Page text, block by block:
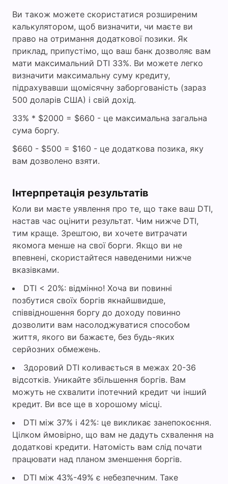
Ви також можете скористатися розширеним
калькулятором, щоб визначити, чи маєте ви
право на отримання додаткової позики. Як
приклад, припустімо, що ваш банк дозволяє вам
мати максимальний DTI 33%. Ви можете легко
визначити максимальну суму кредиту,
підрахувавши щомісячну заборгованість (зараз
500 доларів США) і свій дохід.
33% * $2000 = $660 - це максимальна загальна
сума боргу.
$660 - $500 = $160 - це додаткова позика, яку
вам дозволено взяти.
Інтерпретація результатів
Коли ви маєте уявлення про те, що таке ваш DTI,
настав час оцінити результат. Чим нижче DTI,
тим краще. Зрештою, ви хочете витрачати
якомога менше на свої борги. Якщо ви не
впевнені, скористайтеся наведеними нижче
вказівками.
DTI < 20%: відмінно! Хоча ви повинні
позбутися своїх боргів якнайшвидше,
співвідношення боргу до доходу повинно
дозволити вам насолоджуватися способом
життя, якого ви бажаєте, без будь-яких
серйозних обмежень.
Здоровий DTI коливається в межах 20-36
відсотків. Уникайте збільшення боргів. Вам
можуть не схвалити іпотечний кредит чи інший
кредит. Ви все ще в хорошому місці.
DTI між 37% і 42%: це викликає занепокоєння.
Цілком ймовірно, що вам не дадуть схвалення на
додаткові кредити. Натомість вам слід почати
працювати над планом зменшення боргів.
DTI між 43%-49% є небезпечним. Таке